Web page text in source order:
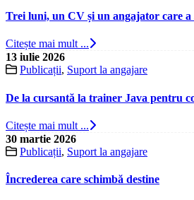
Trei luni, un CV și un angajator care a
Citește mai mult ...
13 iulie 2026
Publicații, Suport la angajare
De la cursantă la trainer Java pentru
Citește mai mult ...
30 martie 2026
Publicații, Suport la angajare
Încrederea care schimbă destine